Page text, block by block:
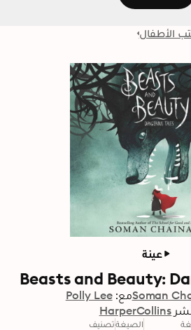
الأطفال
عينة
Beasts and Beauty:
Somanمع: Polly Lee
HarperCollins
الصيغةتصنيف